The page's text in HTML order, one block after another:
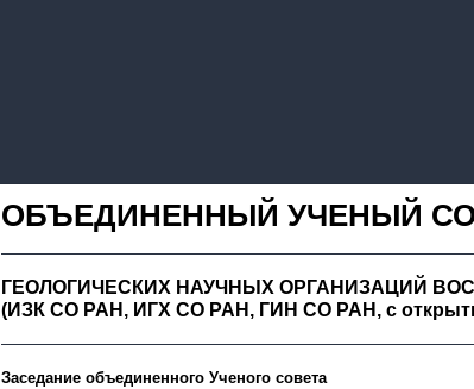
ОБЪЕДИНЕННЫЙ УЧЕНЫЙ
ГЕОЛОГИЧЕСКИХ НАУЧНЫХОРГАНИЗАЦИЙ
(ИЗК СО РАН, ИГХ СО РАН, ГИН СО РАН, с
Заседание объединенного Ученого совета